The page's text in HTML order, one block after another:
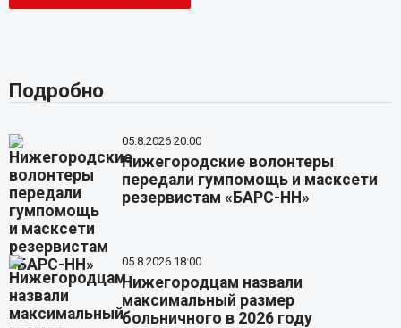
Подробно
05.8.2026 20:00
Нижегородские волонтеры
передали гумпомощь и масксети
резервистам «БАРС-НН»
05.8.2026 18:00
Нижегородцам назвали
максимальный размер
больничного в 2026 году